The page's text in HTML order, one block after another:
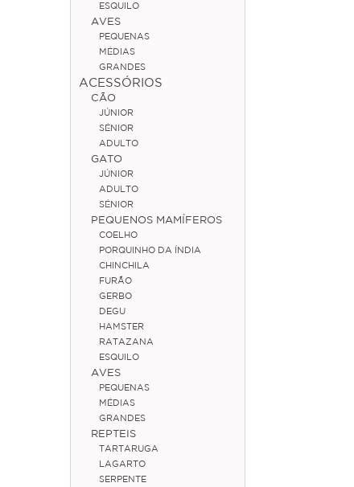
ESQUILO
AVES
PEQUENAS
MÉDIAS
GRANDES
ACESSÓRIOS
CÃO
JÚNIOR
SÉNIOR
ADULTO
GATO
JÚNIOR
ADULTO
SÉNIOR
PEQUENOS MAMÍFEROS
COELHO
PORQUINHO DA ÍNDIA
CHINCHILA
FURÃO
GERBO
DEGU
HAMSTER
RATAZANA
ESQUILO
AVES
PEQUENAS
MÉDIAS
GRANDES
REPTEIS
TARTARUGA
LAGARTO
SERPENTE